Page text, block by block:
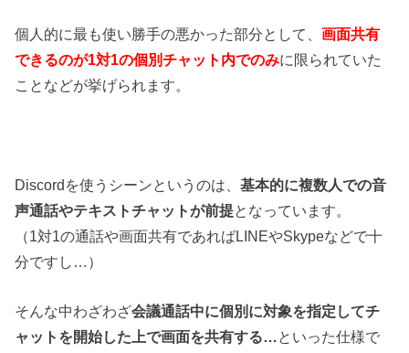
個人的に最も使い勝手の悪かった部分として、画面共有
できるのが1対1の個別チャット内でのみに限られていた
ことなどが挙げられます。
Discordを使うシーンというのは、基本的に複数人での音
声通話やテキストチャットが前提となっています。
（1対1の通話や画面共有であればLINEやSkypeなどで十
分ですし…）
そんな中わざわざ会議通話中に個別に対象を指定してチ
ャットを開始した上で画面を共有する…といった仕様で